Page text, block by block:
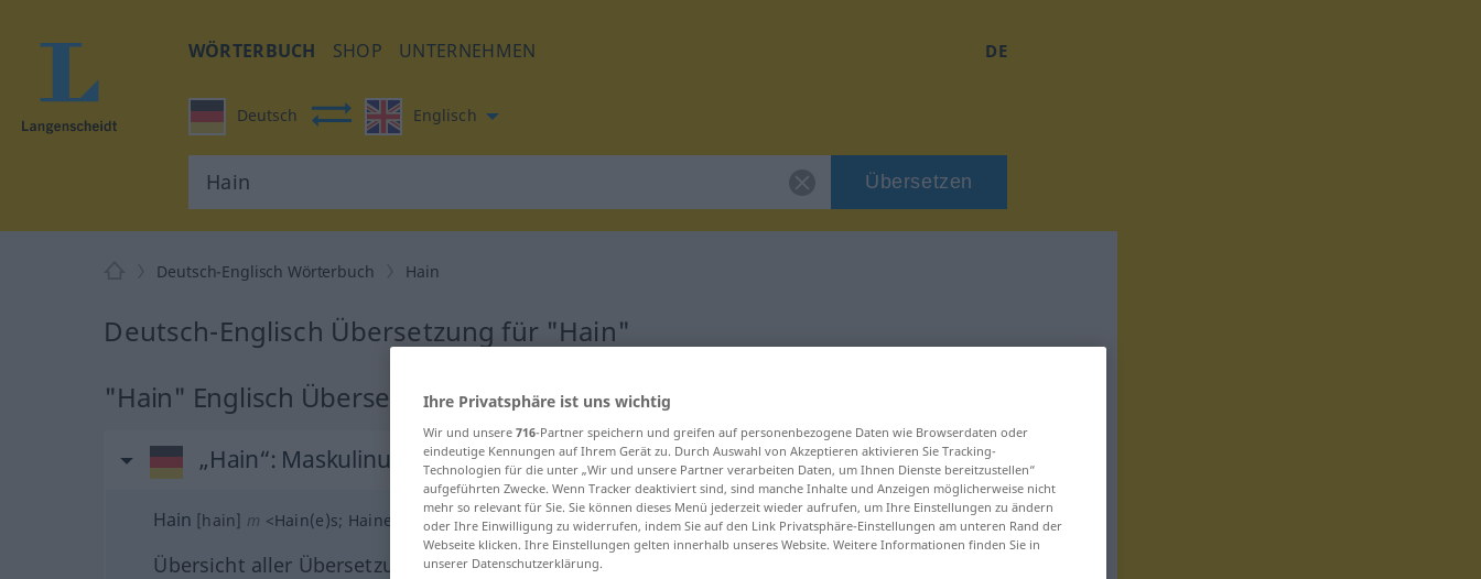
WÖRTERBUCH SHOP UNTERNEHMEN DE
Deutsch Englisch
Übersetzen
Deutsch-Englisch Wörterbuch Hain
Deutsch-Englisch Übersetzung für "Hain"
"Hain" Englisch Übersetzung
„Hain“: Maskulinum
Hain [hain] m <Hain(e)s; Haine POET
Übersicht aller Übersetzungen
Ihre Privatsphäre ist uns wichtig
Wir und unsere 716-Partner speichern und greifen auf personenbezogene Daten wie Browserdaten oder
eindeutige Kennungen auf Ihrem Gerät zu. Durch Auswahl von Akzeptieren aktivieren Sie Tracking-
Technologien für die unter „Wir und unsere Partner verarbeiten Daten, um Ihnen Dienste bereitzustellen“
aufgeführten Zwecke. Wenn Tracker deaktiviert sind, sind manche Inhalte und Anzeigen möglicherweise nicht
mehr so relevant für Sie. Sie können dieses Menü jederzeit wieder aufrufen, um Ihre Einstellungen zu ändern
oder Ihre Einwilligung zu widerrufen, indem Sie auf den Link Privatsphäre-Einstellungen am unteren Rand der
Webseite klicken. Ihre Einstellungen gelten innerhalb unseres Website. Weitere Informationen finden Sie in
unserer Datenschutzerklärung.